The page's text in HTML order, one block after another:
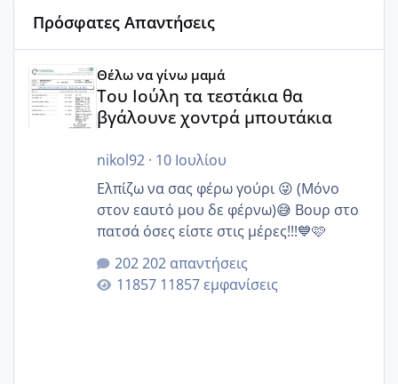
Πρόσφατες Απαντήσεις
Θέλω να γίνω μαμά
Του Ιούλη τα τεστάκια θα
βγάλουνε χοντρά μπουτάκια
nikol92· 10 Ιουλίου
Ελπίζω να σας φέρω γούρι 😜 (Μόνο
στον εαυτό μου δε φέρνω)😅 Βουρ στο
πατσά όσες είστε στις μέρες!!!💙🩷
202 απαντήσεις
11857 εμφανίσεις